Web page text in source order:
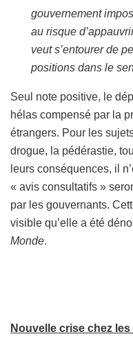
gouvernement
au risque
veut s’entourer de
positions dans le
Seul note positive, le
hélas compensé par la
étrangers. Pour les
drogue, la pédérastie,
leurs conséquences, il
« avis consultatifs »
par les gouvernants.
visible qu’elle a été
Monde.
Nouvelle crise chez les